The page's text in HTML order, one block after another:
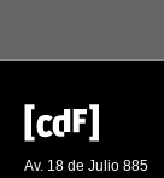
Av. 18 de Julio 885